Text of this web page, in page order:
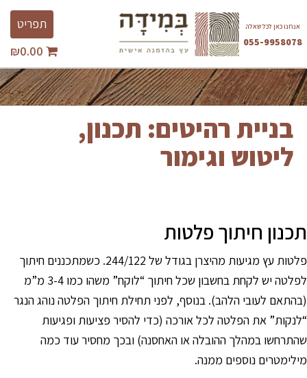
title סמן כותרות
settings צבע רקע
zoom_out זום (הקטנה)
zoom_in זום (הגדלה)
גופן קריא
ניגודיות בהירה
format_underlined הוסף קו תחתון לקישורים
font_download סמן קישורים
לאפס
cached
to
content
אנחנו כאן לכל שאלה
055-9958078
Toggle
תפריט
₪0.00
בניית רהיטים: תכנון,
ליטוש וגימור
תכנון חיתוך פלטות
פלטות עץ מגיעות מהיצרן בגודל של 244/122. כשמתכננים חיתוך
לפלטה יש לקחת בחשבון שכל חיתוך “לוקח” משהו כמו 3-4 מ”מ
(בהתאם לעובי הלהב). בנוסף, לפני תחילת חיתוך הפלטה נוהג הנגר
“לנקות” את הפלטה לכל אורכה (כדי להסיר פציעות ופגיעות
שהתרחשו במהלך ההובלה או האחסנה) ובכך מחסיר עוד כמה
מילימטרים נוספים ממנה.